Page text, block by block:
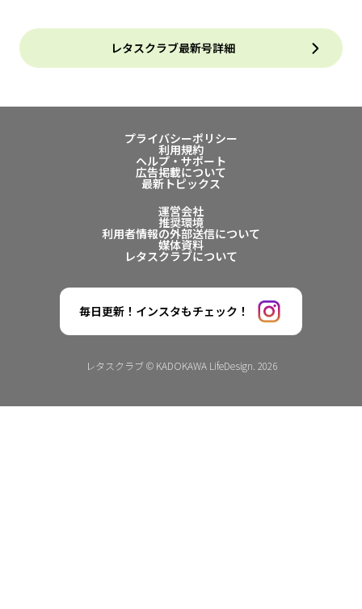
レタスクラブ最新号詳細
プライバシーポリシー
利用規約
ヘルプ・サポート
広告掲載について
最新トピックス
運営会社
推奨環境
利用者情報の外部送信について
媒体資料
レタスクラブについて
毎日更新！インスタもチェック！
レタスクラブ © KADOKAWA LifeDesign. 2026